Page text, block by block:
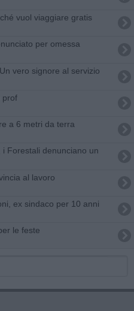
vuol viaggiare gratis
per omessa
vero signore al servizio
prof
a 6 metri da terra
Forestali denunciano un
al lavoro
ex sindaco per 10 anni
le feste